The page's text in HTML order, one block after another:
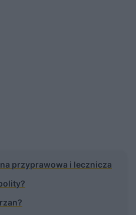
przyprawowa i lecznicza